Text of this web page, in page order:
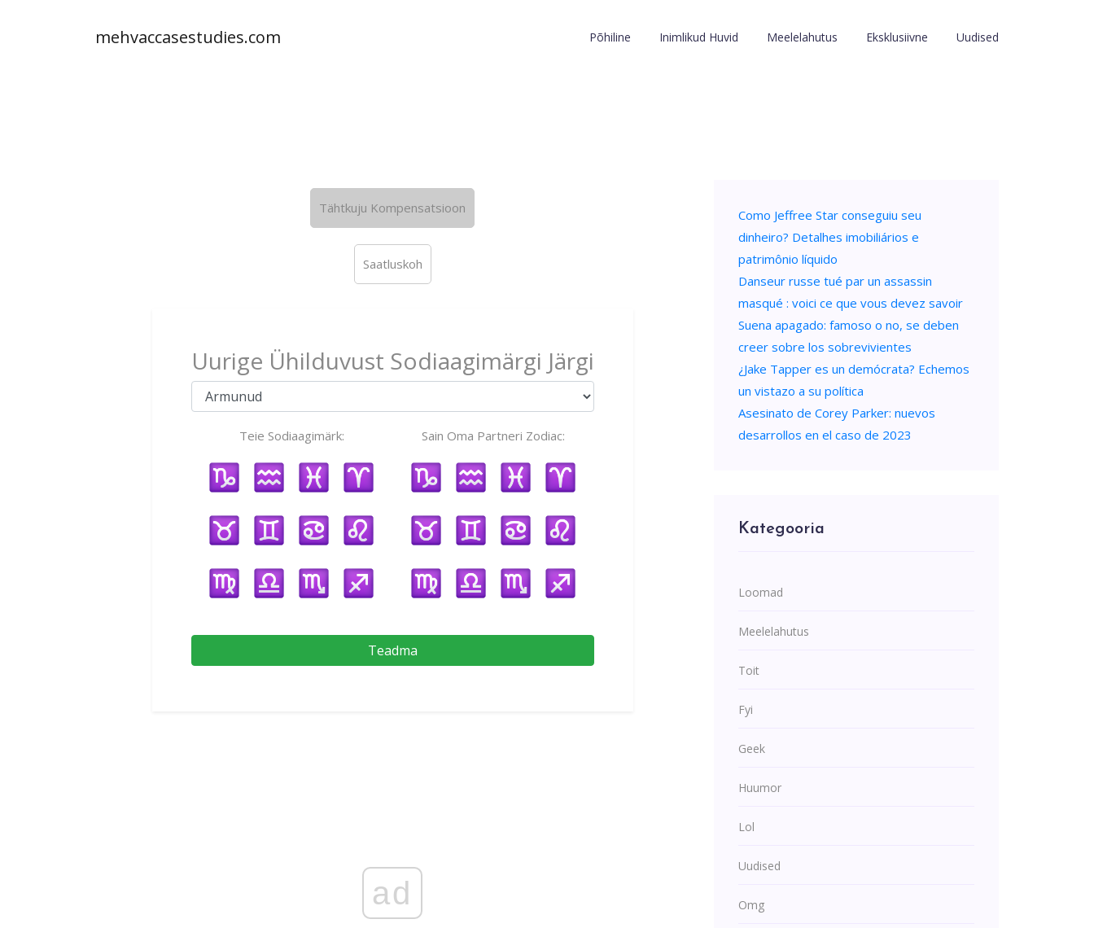
mehvaccasestudies.com Põhiline Inimlikud Huvid Meelelahutus Eksklusiivne Uudised
Tähtkuju Kompensatsioon
Saatluskoh
Uurige Ühilduvust Sodiaagimärgi Järgi
Teie Sodiaagimärk: Sain Oma Partneri Zodiac:
Teadma
ad
Como Jeffree Star conseguiu seu
dinheiro? Detalhes imobiliários e
patrimônio líquido
Danseur russe tué par un assassin
masqué : voici ce que vous devez savoir
Suena apagado: famoso o no, se deben
creer sobre los sobrevivientes
¿Jake Tapper es un demócrata? Echemos
un vistazo a su política
Asesinato de Corey Parker: nuevos
desarrollos en el caso de 2023
Kategooria
Loomad
Meelelahutus
Toit
Fyi
Geek
Huumor
Lol
Uudised
Omg